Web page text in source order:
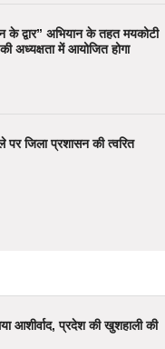
द्वार” अभियान के तहत मयकोटी
अध्यक्षता में आयोजित होगा
जिला प्रशासन की त्वरित
आशीर्वाद, प्रदेश की खुशहाली की